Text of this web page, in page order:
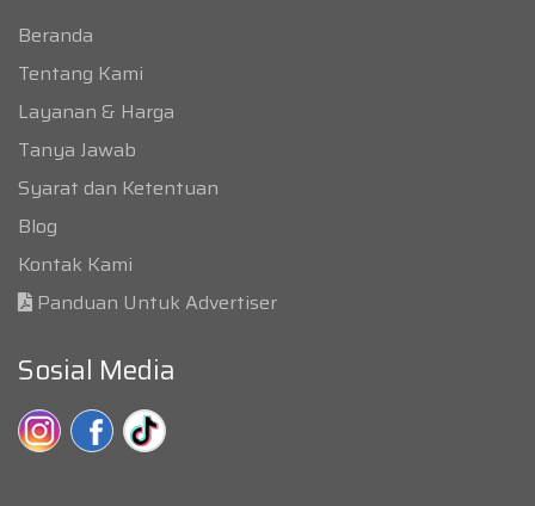
Beranda
Tentang Kami
Layanan & Harga
Tanya Jawab
Syarat dan Ketentuan
Blog
Kontak Kami
Panduan Untuk Advertiser
Sosial Media